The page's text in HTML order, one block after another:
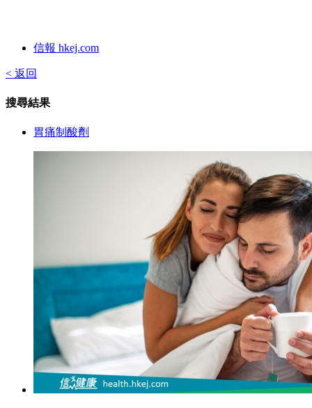
信報 hkej.com
< 返回
搜尋結果
胃痛制酸劑